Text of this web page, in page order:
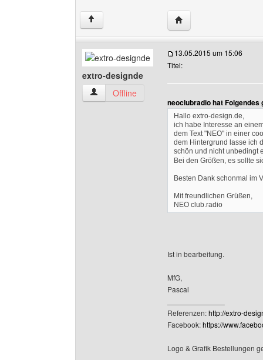
↑ Website dieses
extro-designde
extro-designde Benutzer-Profile anzeigen
Offline
13.05.2015 um 15:06
Titel:
neoclubradio hat Folgendes
Hallo extro-design.de,
ich habe Interesse an
dem Text "NEO" in einer
dem Hintergrund lasse ich
schön und nicht unbedingt
Bei den Größen, es sollte
Besten Dank schonmal im
Mit freundlichen Grüßen,
NEO club.radio
Ist in bearbeitung.
MfG,
Pascal
Referenzen:http://extro-
Facebook:https://
Logo & Grafik Bestellungen